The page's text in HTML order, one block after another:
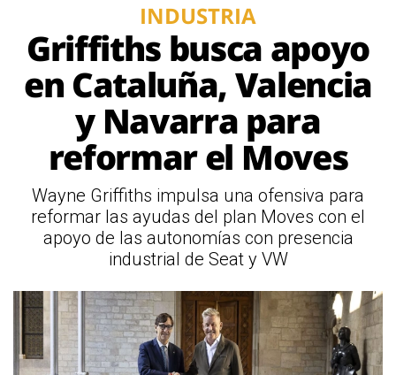
INDUSTRIA
Griffiths busca apoyo
en Cataluña, Valencia
y Navarra para
reformar el Moves
Wayne Griffiths impulsa una ofensiva para
reformar las ayudas del plan Moves con el
apoyo de las autonomías con presencia
industrial de Seat y VW